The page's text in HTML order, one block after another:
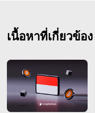
เนื้อหาที่เกี่ยวข้อง